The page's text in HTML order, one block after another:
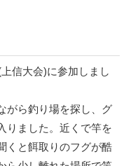
信大会)に参加しまし
がら釣り場を探し、グ
りました。近くで竿を
くと餌取りのフグが酷